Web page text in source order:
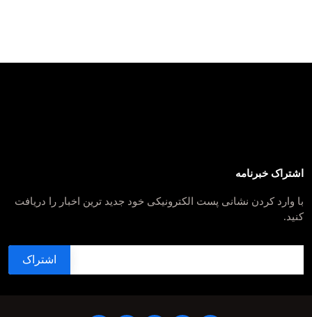
اشتراک خبرنامه
با وارد کردن نشانی پست الکترونیکی خود جدید ترین اخبار را دریافت
کنید.